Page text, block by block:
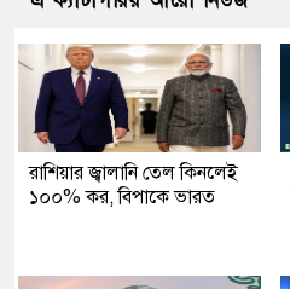
রাশিয়ার জ্বালানি তেল কিনলেই
১০০% কর, বিপাকে ভারত